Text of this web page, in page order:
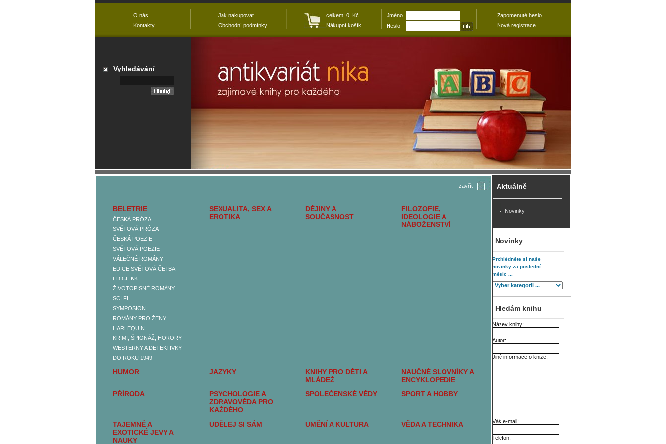
zavřít
BELETRIE
ČESKÁ PRÓZA
SVĚTOVÁ PRÓZA
ČESKÁ POEZIE
SVĚTOVÁ POEZIE
VÁLEČNÉ ROMÁNY
EDICE SVĚTOVÁ ČETBA
EDICE KK
ŽIVOTOPISNÉ ROMÁNY
SCI FI
SYMPOSION
ROMÁNY PRO ŽENY
HARLEQUIN
KRIMI, ŠPIONÁŽ, HORORY
WESTERNY A DETEKTIVKY
DO ROKU 1949
SEXUALITA, SEX A
EROTIKA
DĚJINY A
SOUČASNOST
FILOZOFIE,
IDEOLOGIE A
NÁBOŽENSTVÍ
HUMOR JAZYKY
KNIHY PRO DĚTI A
MLÁDEŽ
NAUČNÉ SLOVNÍKY A
ENCYKLOPEDIE
PŘÍRODA
PSYCHOLOGIE A
ZDRAVOVĚDA PRO
KAŽDÉHO
SPOLEČENSKÉ VĚDY SPORT A HOBBY
TAJEMNÉ A
EXOTICKÉ JEVY A
NAUKY
UDĚLEJ SI SÁM UMĚNÍ A KULTURA VĚDA A TECHNIKA
Hlavní kategorie
BELETRIE
ČESKÁ PRÓZA
SVĚTOVÁ PRÓZA
ČESKÁ POEZIE
VÁLEČNÉ ROMÁNY
EDICE KK
SCI FI
KRIMI, ŠPIONÁŽ,
WESTERNY A
SEXUALITA, SEX A
EROTIKA
Aktuálně
Novinky
Novinky
Prohlédněte si naše
novinky za poslední
měsíc ...
Hledám knihu
Název knihy:
Autor:
Jiné informace o knize:
Váš e-mail:
Telefon:
O nás
Kontakty
Jak nakupovat
Obchodní podmínky
celkem: 0 Kč
Nákupní košík
Jméno
Heslo
Zapomenuté heslo
Nová registrace
Vyhledávání